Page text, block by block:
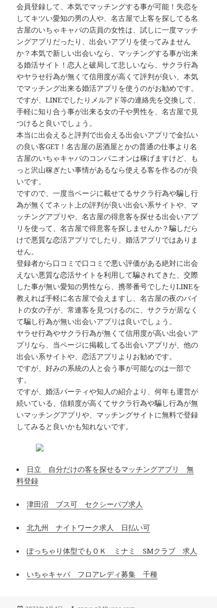
会員登録して、本気でマッチングする事が可能！失恋を
してキツい愛知の男の人や、名古屋で上客を探してる名
古屋のいちゃキャバの店員の女性は、試しに一度マッチ
ングアプリだったり、出会いアプリを使ってみません
か？本気で新しい出会いなら、マッチングする事が出来
る婚活サイト！恋人と破局して悲しいなら、サクラ行為
やヤラせ行為が無くて信用度が高くて評判が良い、本気
でマッチング出来る婚活アプリを使うのがお勧めです。
ですが、LINEでしたりメルアド等の連絡先を交換して、
手軽に知り合う事が出来る女の子や男性を、名古屋で見
つけると良いでしょう。
本当に出会えると評判で出会える出会いアプリで金払い
の良い客GET！名古屋の居酒屋とかの普通の仕事より名
古屋のいちゃキャバのコンパニオンは稼げますけど、も
っと沢山稼ぎたい事情があるなら使える客を作るのが良
いです。
ですので、一度当ページに載せてるサクラ行為や騙し行
為が無くてネット上の評判が良い出会い系サイトや、マ
ッチングアプリや、名古屋の得意客を探せる出会いアプ
リを使って、名古屋で得意客を探しませんか？騙しだら
けで悪質な恋活アプリでしたり、婚活アプリではありま
せん。
登録者から口コミで口コミで悪い評価がある絶対に出会
えない悪質な恋活サイトを利用して騙されてきた、交際
した事が無い愛知の男性なら、携帯番号でしたりLINEを
教えれば手軽に名古屋で会えますし、名古屋の夜のバイ
トの女の子が、常連客を見つけるのに、サクラが居なく
て騙し行為が無い出会いアプリは良いでしょう。
ヤラせ行為やサクラ行為が無くて信用度が高い出会いア
プリなら、当ページに掲載してる出会いアプリが、他の
出会い系サイトや、恋活アプリよりお勧めです。
ですが、好みの系統の人と会う事が可能なのは一部で
す。
ですが、婚活パーティや知人の紹介より、何年も運営が
続いている、信頼度が高くてサクラ行為や騙し行為が無
いマッチングアプリや、マッチングサイトに無料で登録
してみると良いかも知れないです。
日立 自分だけの客を探せるマッチングアプリ 無
料登録
津田沼 ブス可 セクシーパブ求人
北九州 ナイトワーク求人 日払い可
ぽっちゃり体型でもＯＫ ミナミ SMクラブ 求人
いちゃキャバ フロアレディ募集 千種